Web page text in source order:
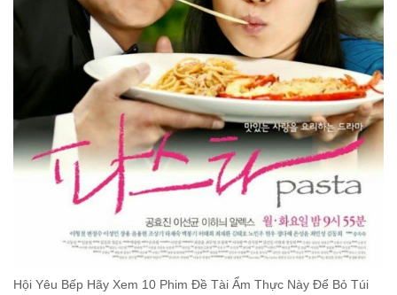
Hội Yêu Bếp Hãy Xem 10 Phim Đề Tài Ẩm Thực Này Để Bỏ Túi